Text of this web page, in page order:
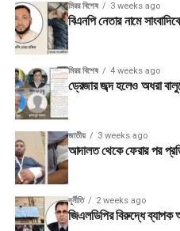
মিরর বিশেষ 3 weeks ago
বিএনপি নেতার নামে
মিরর বিশেষ 4 weeks ago
ড্রেজার জব্দ হলেও অধরা
জাতীয় 3 weeks ago
আদালত থেকে ফেরার পর
দূর্নীতি 2 weeks ago
জিএলডিপির বিরুদ্ধে